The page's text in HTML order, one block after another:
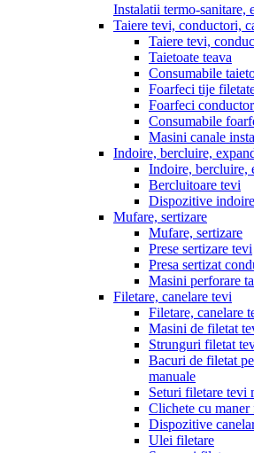
Instalatii termo-sanitare,
Taiere tevi, conductori,
Taiere tevi,
Taietoate teava
Consumabile
Foarfeci tije
Foarfeci
Consumabile
Masini canale
Indoire, bercluire,
Indoire, bercluire,
Bercluitoare tevi
Dispozitive
Mufare, sertizare
Mufare, sertizare
Prese sertizare tevi
Presa sertizat
Masini perforare
Filetare, canelare tevi
Filetare, canelare
Masini de filetat
Strunguri filetat
Bacuri de filetat
manuale
Seturi filetare tevi
Clichete cu maner
Dispozitive
Ulei filetare